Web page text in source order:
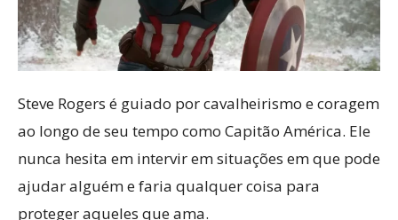
Steve Rogers é guiado por cavalheirismo e coragem
ao longo de seu tempo como Capitão América. Ele
nunca hesita em intervir em situações em que pode
ajudar alguém e faria qualquer coisa para
proteger aqueles que ama.